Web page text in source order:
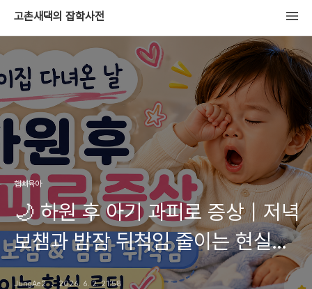
고촌새댁의 잡학사전
햅삐육아
🌙 하원 후 아기 과피로 증상｜저녁
보챔과 밤잠 뒤척임 줄이는 현실
루틴
JungAe2 2026. 6. 2. 21:58